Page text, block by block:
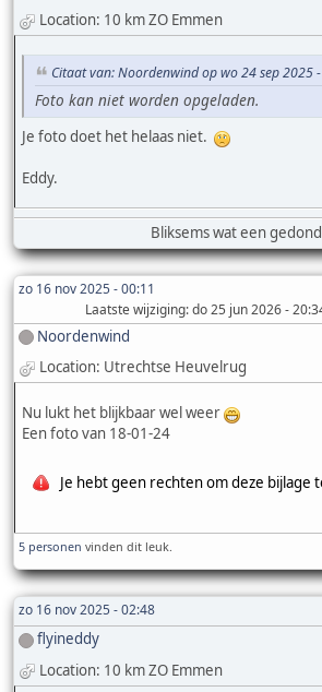
Location: 10 km ZO Emmen
Citaat van: Noordenwind op wo 24 sep 2025
Foto kan niet worden opgeladen.
Je foto doet het helaas niet.
Eddy.
Bliksems wat een
zo 16 nov 2025 - 00:11
Laatste wijziging: do 25 jun 2026 -
Noordenwind
Location: Utrechtse Heuvelrug
Nu lukt het blijkbaar wel weer
Een foto van 18-01-24
Je hebt geen rechten om deze bijlage
5 personen vinden dit leuk.
zo 16 nov 2025 - 02:48
flyineddy
Location: 10 km ZO Emmen